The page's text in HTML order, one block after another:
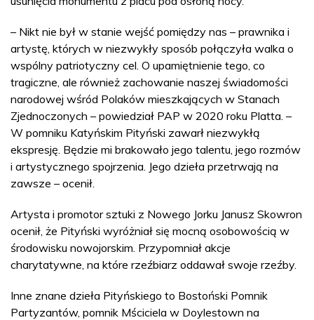
– Nikt nie był w stanie wejść pomiędzy nas – prawnika i
artystę, których w niezwykły sposób połączyła walka o
wspólny patriotyczny cel. O upamiętnienie tego, co
tragiczne, ale również zachowanie naszej świadomości
narodowej wśród Polaków mieszkających w Stanach
Zjednoczonych – powiedział PAP w 2020 roku Platta. –
W pomniku Katyńskim Pityński zawarł niezwykłą
ekspresję. Będzie mi brakowało jego talentu, jego rozmów
i artystycznego spojrzenia. Jego dzieła przetrwają na
zawsze – ocenił.
Artysta i promotor sztuki z Nowego Jorku Janusz Skowron
ocenił, że Pityński wyróżniał się mocną osobowością w
środowisku nowojorskim. Przypomniał akcje
charytatywne, na które rzeźbiarz oddawał swoje rzeźby.
Inne znane dzieła Pityńskiego to Bostoński Pomnik
Partyzantów, pomnik Mściciela w Doylestown na